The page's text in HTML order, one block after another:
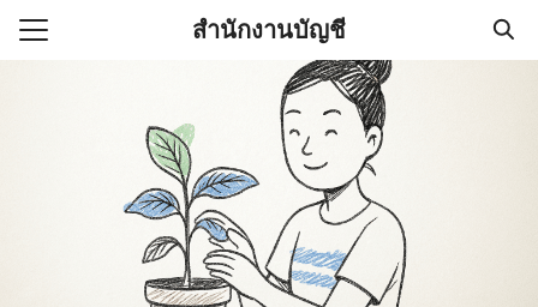
Skip
สำนักงานบัญชี
านบัญชี (Accounting
ช่วยสำคัญในการบริหาร